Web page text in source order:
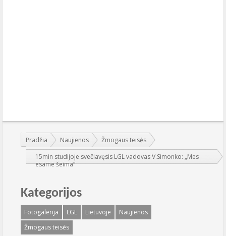
Jūs esate čia:
Pradžia Naujienos
Žmogaus teisės
15min studijoje svečiavęsis LGL vadovas V.Simonko: „Mes
esame šeima“
Kategorijos
Fotogalerija LGL Lietuvoje
Naujienos
Žmogaus teisės